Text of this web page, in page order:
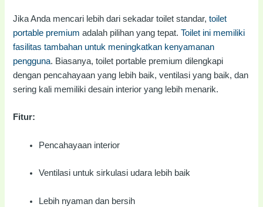
Jika Anda mencari lebih dari sekadar toilet standar,toilet
portable premium adalah pilihan yang tepat.Toilet ini memiliki
fasilitas tambahan untuk meningkatkan kenyamanan
pengguna. Biasanya, toilet portable premium dilengkapi
dengan pencahayaan yang lebih baik, ventilasi yang baik, dan
sering kali memiliki desain interior yang lebih menarik.
Fitur:
Pencahayaan interior
Ventilasi untuk sirkulasi udara lebih baik
Lebih nyaman dan bersih